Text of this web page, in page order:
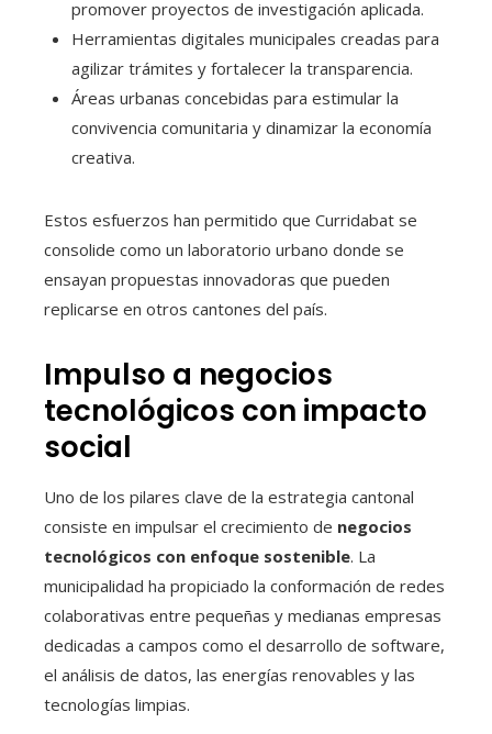
promover proyectos de investigación aplicada.
Herramientas digitales municipales creadas para
agilizar trámites y fortalecer la transparencia.
Áreas urbanas concebidas para estimular la
convivencia comunitaria y dinamizar la economía
creativa.
Estos esfuerzos han permitido que Curridabat se
consolide como un laboratorio urbano donde se
ensayan propuestas innovadoras que pueden
replicarse en otros cantones del país.
Impulso a negocios
tecnológicos con impacto
social
Uno de los pilares clave de la estrategia cantonal
consiste en impulsar el crecimiento de negocios
tecnológicos con enfoque sostenible. La
municipalidad ha propiciado la conformación de redes
colaborativas entre pequeñas y medianas empresas
dedicadas a campos como el desarrollo de software,
el análisis de datos, las energías renovables y las
tecnologías limpias.